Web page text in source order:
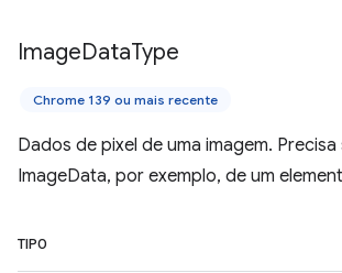
ImageDataType
Chrome 139 ou mais recente
Dados de pixel de uma imagem.
ImageData, por exemplo, de um
TIPO